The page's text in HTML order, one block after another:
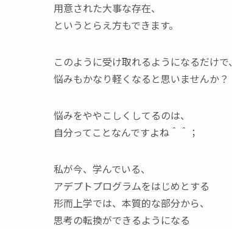
用意された大事な存在、
というとらえ方もできます。
このように受け取れるようになるだけで、
悩みもかなり軽くなると思いませんか？
悩みをややこしくしてるのは、
自分ってことなんですよね＾＾；
私が今、学んでいる、
アデプトプログラムをはじめとする
形而上学では、本質的な部分から、
思考の転換ができるようになる